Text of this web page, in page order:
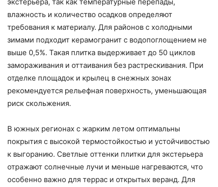
влажность и количество осадков определяют
требования к материалу. Для районов с холодными
зимами подходит керамогранит с водопоглощением не
выше 0,5%. Такая плитка выдерживает до 50 циклов
замораживания и оттаивания без растрескивания. При
отделке площадок и крылец в снежных зонах
рекомендуется рельефная поверхность, уменьшающая
риск скольжения.
В южных регионах с жарким летом оптимальны
покрытия с высокой термостойкостью и устойчивостью
к выгоранию. Светлые оттенки плитки для экстерьера
отражают солнечные лучи и меньше нагреваются, что
особенно важно для террас и открытых веранд. Для